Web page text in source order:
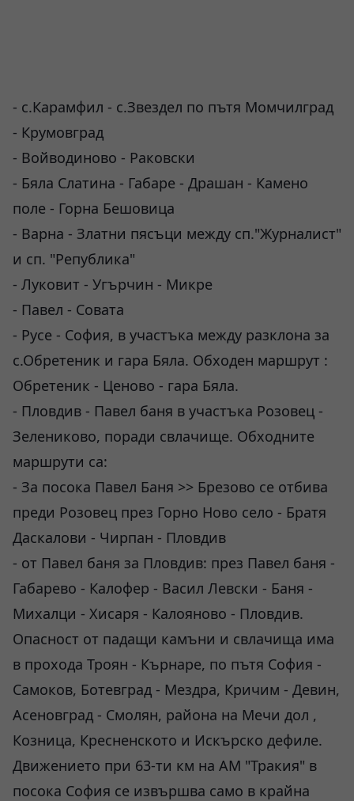
- с.Карамфил - с.Звездел по пътя Момчилград
- Крумовград
- Войводиново - Раковски
- Бяла Слатина - Габаре - Драшан - Камено
поле - Горна Бешовица
- Варна - Златни пясъци между сп."Журналист"
и сп. "Република"
- Луковит - Угърчин - Микре
- Павел - Совата
- Русе - София, в участъка между разклона за
с.Обретеник и гара Бяла. Обходен маршрут :
Обретеник - Ценово - гара Бяла.
- Пловдив - Павел баня в участъка Розовец -
Зелениково, поради свлачище. Обходните
маршрути са:
- За посока Павел Баня >> Брезово се отбива
преди Розовец през Горно Ново село - Братя
Даскалови - Чирпан - Пловдив
- от Павел баня за Пловдив: през Павел баня -
Габарево - Калофер - Васил Левски - Баня -
Михалци - Хисаря - Калояново - Пловдив.
Опасност от падащи камъни и свлачища има
в прохода Троян - Кърнаре, по пътя София -
Самоков, Ботевград - Мездра, Кричим - Девин,
Асеновград - Смолян, района на Мечи дол ,
Козница, Кресненското и Искърско дефиле.
Движението при 63-ти км на АМ "Тракия" в
посока София се извършва само в крайна